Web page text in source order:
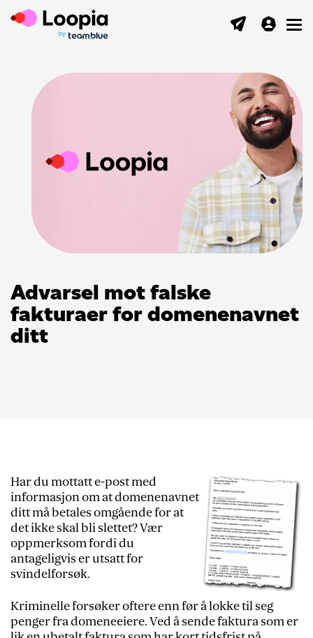
Advarsel mot falske
fakturaer for domenenavnet
ditt
Har du mottatt e-post med
informasjon om at domenenavnet
ditt må betales omgående for at
det ikke skal bli slettet? Vær
oppmerksom fordi du
antageligvis er utsatt for
svindelforsøk.
Kriminelle forsøker oftere enn før å lokke til seg
penger fra domeneeiere. Ved å sende faktura som er